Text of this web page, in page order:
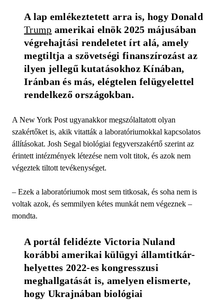
Trump amerikai elnök 2025 májusában
végrehajtási rendeletet írt alá, amely
megtiltja a szövetségi finanszírozást az
ilyen jellegű kutatásokhoz Kínában,
Iránban és más, elégtelen felügyelettel
rendelkező országokban.
A New York Post ugyanakkor megszólaltatott olyan
szakértőket is, akik vitatták a laboratóriumokkal kapcsolatos
állításokat. Josh Segal biológiai fegyverszakértő szerint az
érintett intézmények létezése nem volt titok, és azok nem
végeztek tiltott tevékenységet.
– Ezek a laboratóriumok most sem titkosak, és soha nem is
voltak azok, és semmilyen kétes munkát nem végeznek –
mondta.
A portál felidézte Victoria Nuland
korábbi amerikai külügyi államtitkár-
helyettes 2022-es kongresszusi
meghallgatását is, amelyen elismerte,
hogy Ukrajnában biológiai